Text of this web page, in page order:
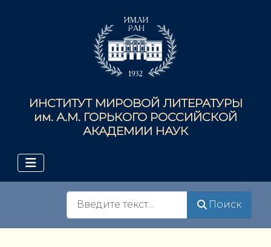
ИНСТИТУТ МИРОВОЙ ЛИТЕРАТУРЫ
им. А.М. ГОРЬКОГО РОССИЙСКОЙ
АКАДЕМИИ НАУК
Поиск